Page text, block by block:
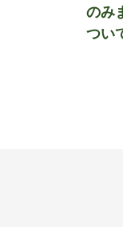
のみ
つい